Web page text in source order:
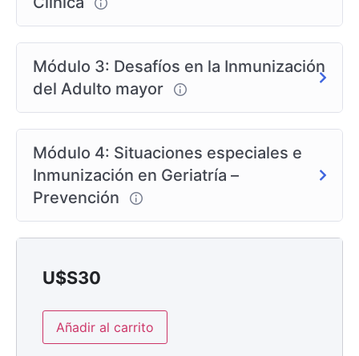
Módulo 3: Desafíos en la Inmunización
del Adulto mayor
Módulo 4: Situaciones especiales e
Inmunización en Geriatría –
Prevención
U$S30
Añadir al carrito